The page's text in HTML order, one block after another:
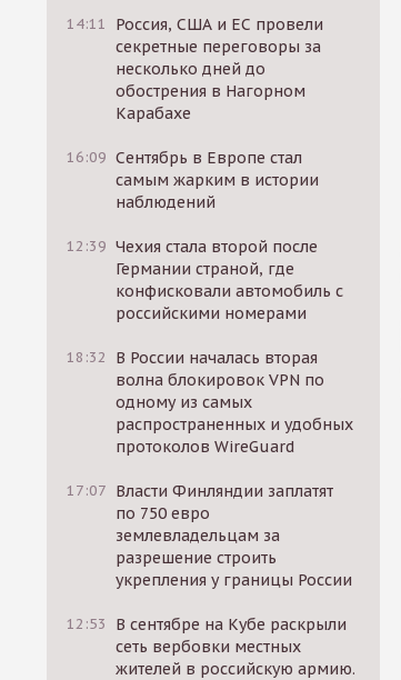
14:11
Россия, США и ЕС провели
секретные переговоры за
несколько дней до
обострения в Нагорном
Карабахе
16:09 Сентябрь в Европе стал
самым жарким в истории
наблюдений
12:39 Чехия стала второй после
Германии страной, где
конфисковали автомобиль с
российскими номерами
18:32
В России началась вторая
волна блокировок VPN по
одному из самых
распространенных и удобных
протоколов WireGuard
17:07 Власти Финляндии заплатят
по 750 евро
землевладельцам за
разрешение строить
укрепления у границы России
12:53
В сентябре на Кубе раскрыли
сеть вербовки местных
жителей в российскую армию.